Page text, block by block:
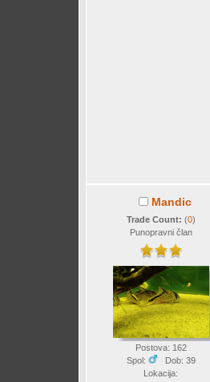
Mandic
Trade Count: (0)
Punopravni član
Postova: 162
Spol:
Dob: 39
Lokacija: